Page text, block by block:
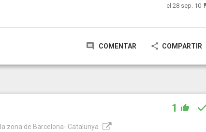
el 28 sep. 10
COMENTAR COMPARTIR
1
zona de Barcelona- Catalunya